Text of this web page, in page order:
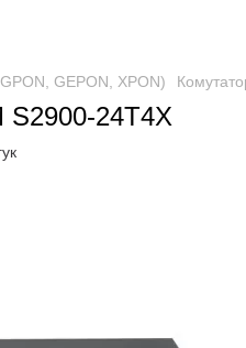
GEPON, XPON)
S2900-24T4X